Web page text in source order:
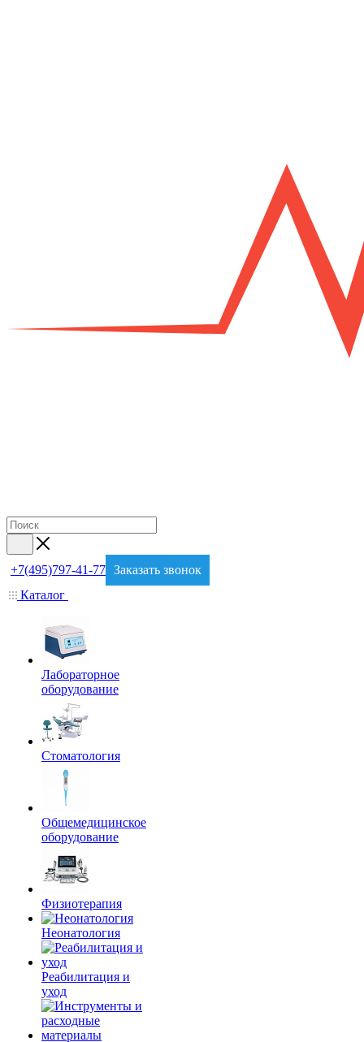
+7(495)797-41-77 Заказать звонок
Каталог
Лабораторное
оборудование
Стоматология
Общемедицинское
оборудование
Физиотерапия
Неонатология
Реабилитация и
уход